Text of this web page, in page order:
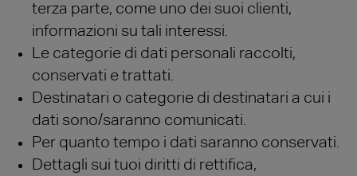
terza parte, come uno dei suoi clienti,
informazioni su tali interessi.
Le categorie di dati personali raccolti,
conservati e trattati.
Destinatari o categorie di destinatari a cui i
dati sono/saranno comunicati.
Per quanto tempo i dati saranno conservati.
Dettagli sui tuoi diritti di rettifica,